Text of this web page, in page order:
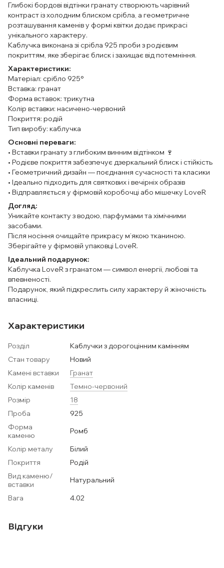
Глибокі бордові відтінки гранату створюють чарівний
контраст із холодним блиском срібла, а геометричне
розташування каменів у формі квітки додає прикрасі
унікального характеру.
Каблучка виконана зі срібла 925 проби з родієвим
покриттям, яке зберігає блиск і захищає від потемніння.
Характеристики:
Матеріал: срібло 925°
Вставка: гранат
Форма вставок: трикутна
Колір вставки: насичено-червоний
Покриття: родій
Тип виробу: каблучка
Основні переваги:
• Вставки гранату з глибоким винним відтінком 🍷
• Родієве покриття забезпечує дзеркальний блиск і стійкість
• Геометричний дизайн — поєднання сучасності та класики
• Ідеально підходить для святкових і вечірніх образів
• Відправляється у фірмовій коробочці або мішечку LoveR
Догляд:
Уникайте контакту з водою, парфумами та хімічними
засобами.
Після носіння очищайте прикрасу м’якою тканиною.
Зберігайте у фірмовій упаковці LoveR.
Ідеальний подарунок:
Каблучка LoveR з гранатом — символ енергії, любові та
впевненості.
Подарунок, який підкреслить силу характеру й жіночність
власниці.
Характеристики
Розділ
Каблучки з дорогоцінним камінням
Стан товару
Новий
Камені вставки
Гранат
Колір каменів
Темно-червоний
Розмір
18
Проба
925
Форма
каменю
Ромб
Колір металу
Білий
Покриття
Родій
Вид каменю/
вставки
Натуральний
Вага
4.02
Відгуки